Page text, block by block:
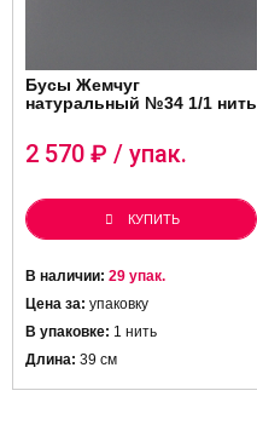
Бусы Жемчуг
натуральный №34 1/1 нить
2 570 ₽ / упак.
КУПИТЬ
В наличии: 29 упак.
Цена за: упаковку
В упаковке: 1 нить
Длина: 39 см